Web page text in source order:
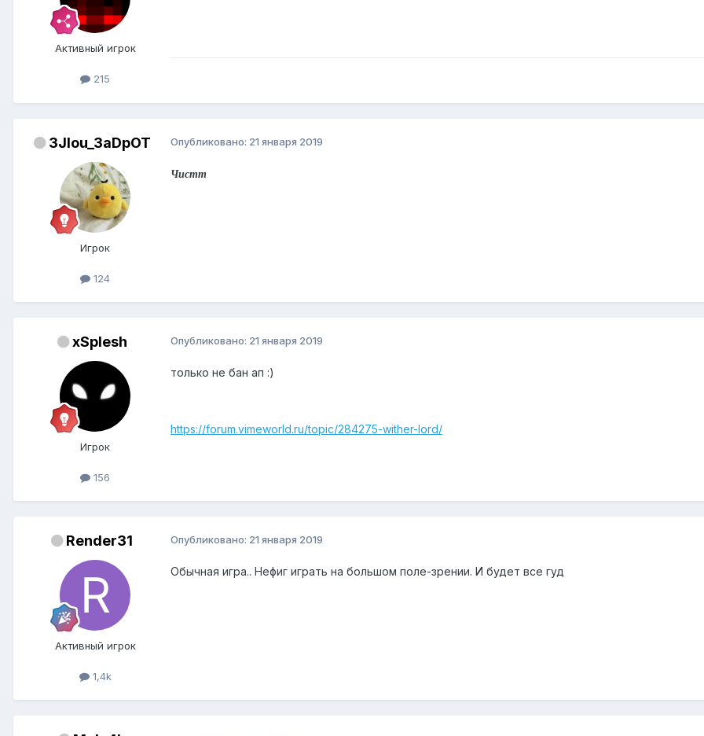
Активный игрок
215
3Jlou_3aDpOT
Игрок
124
Опубликовано: 21 января 2019
Чистт
xSplesh
Игрок
156
Опубликовано: 21 января 2019
только не бан ап :)
https://forum.vimeworld.ru/topic/284275-wither-lord/
Render31
Активный игрок
1,4k
Опубликовано: 21 января 2019
Обычная игра.. Нефиг играть на большом поле-зрении. И будет все гуд